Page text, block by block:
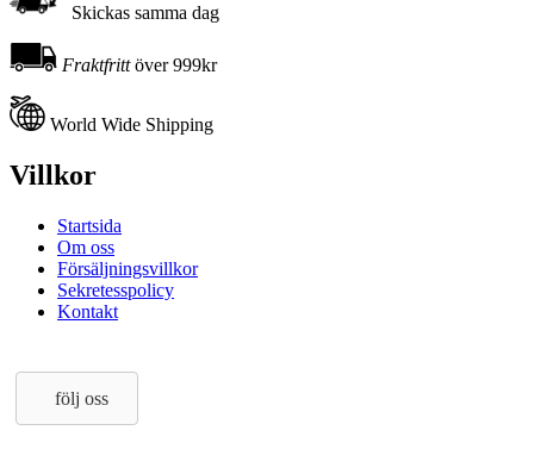
Skickas samma dag
Fraktfrittöver 999kr
World Wide Shipping
Villkor
Startsida
Om oss
Försäljningsvillkor
Sekretesspolicy
Kontakt
följ oss